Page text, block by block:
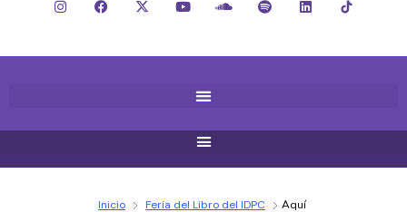
Inicio Feria del Libro del IDPC Aquí